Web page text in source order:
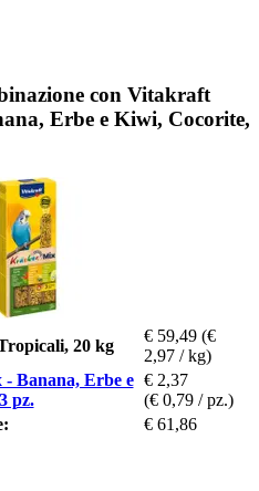
con Vitakraft
Erbe e Kiwi, Cocorite,
20 kg
€ 59,49 (€
2,97 / kg)
Banana, Erbe e
pz.
€ 2,37
(€ 0,79 / pz.)
€ 61,86